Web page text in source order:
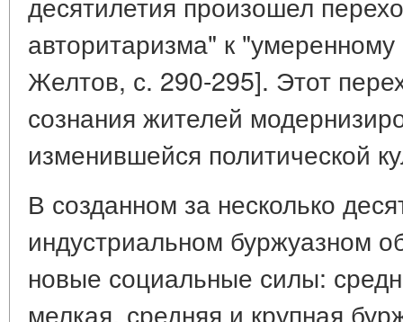
авторитаризма" к
Желтов, с. 290-295]. Этот
сознания жителей
изменившейся политической
В созданном за несколько
индустриальном буржуазном
новые социальные силы:
мелкая, средняя и крупная